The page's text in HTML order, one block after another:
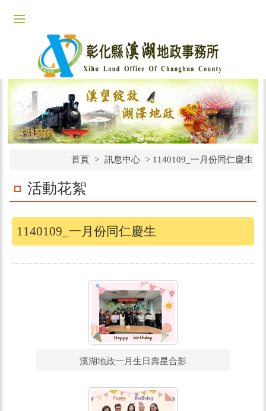
首頁 > 訊息中心 > 1140109_一月份同仁慶生
活動花絮
1140109_一月份同仁慶生
溪湖地政一月生日壽星合影